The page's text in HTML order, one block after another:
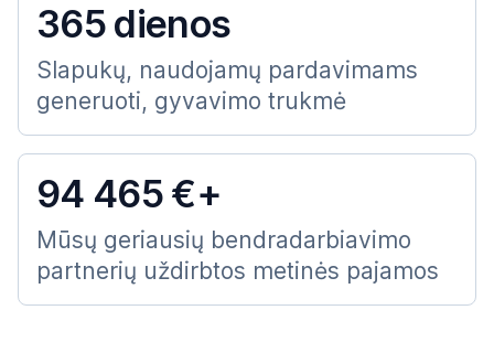
365 dienos
Slapukų, naudojamų pardavimams
generuoti, gyvavimo trukmė
94 465 €+
Mūsų geriausių bendradarbiavimo
partnerių uždirbtos metinės pajamos